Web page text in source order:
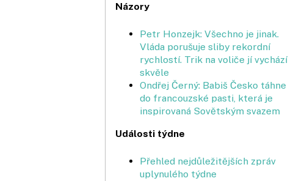
Názory
Petr Honzejk: Všechno je jinak.
Vláda porušuje sliby rekordní
rychlostí. Trik na voliče jí vychází
skvěle
Ondřej Černý: Babiš Česko táhne
do francouzské pasti, která je
inspirovaná Sovětským svazem
Události týdne
Přehled nejdůležitějších zpráv
uplynulého týdne